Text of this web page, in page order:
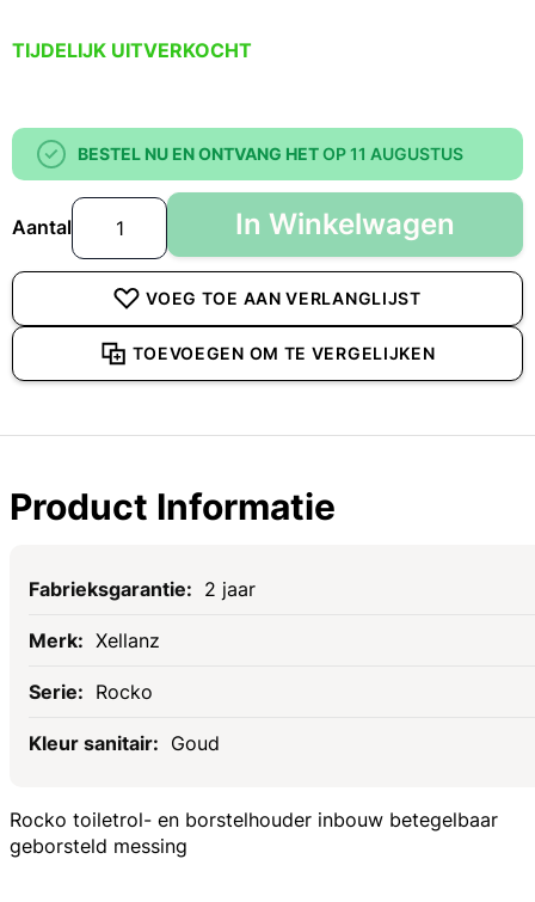
TIJDELIJK UITVERKOCHT
BESTEL NU EN ONTVANG HETOP 11 AUGUSTUS
Aantal In Winkelwagen
VOEG TOE AAN VERLANGLIJST
TOEVOEGEN OM TE VERGELIJKEN
Product Informatie
Specificaties
2 jaar
Xellanz
Rocko
Goud
Rocko toiletrol- en borstelhouder inbouw betegelbaar
geborsteld messing